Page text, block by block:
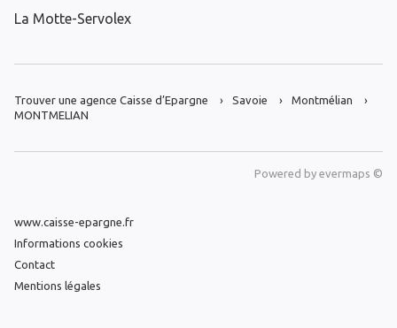
La Motte-Servolex
Trouver une agence Caisse d’Epargne Savoie
Montmélian
MONTMELIAN
Powered by evermaps ©
www.caisse-epargne.fr
Informations cookies
Contact
Mentions légales